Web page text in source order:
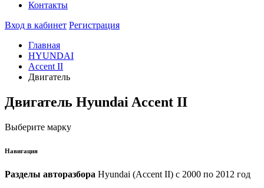
Контакты
Вход в кабинет Регистрация
Главная
HYUNDAI
Accent II
Двигатель
Двигатель Hyundai Accent II
Выберите марку
Навигация
Разделы авторазбора Hyundai (Accent II) с 2000 по 2012 год